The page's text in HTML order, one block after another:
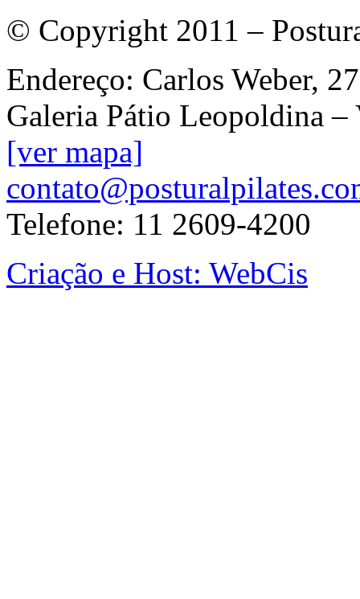
© Copyright 2011 –
Endereço: Carlos Weber,
Galeria Pátio Leopoldina
[ver mapa]
Telefone: 11 2609-4200
Criação e Host: WebCis